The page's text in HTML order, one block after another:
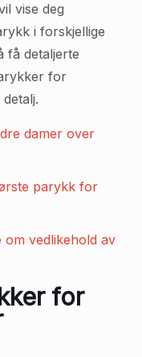
vise deg
i forskjellige
få detaljerte
for
damer over
parykk for
om vedlikehold av
for